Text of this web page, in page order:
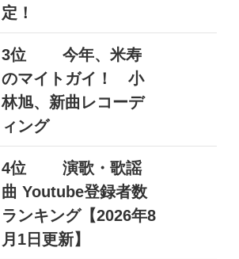
定！
3位
今年、米寿
のマイトガイ！ 小
林旭、新曲レコーデ
ィング
4位
演歌・歌謡
曲 Youtube登録者数
ランキング【2026年8
月1日更新】